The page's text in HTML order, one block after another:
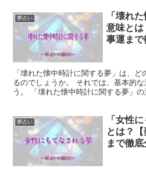
夢占い
「壊れ
意味と
事運ま
「壊れた懐中時計に関する夢」は、
るのでしょうか。 それでは、基本的
う。 「壊れた懐中時計に関する夢」
夢占い
「女性
とは？
まで徹